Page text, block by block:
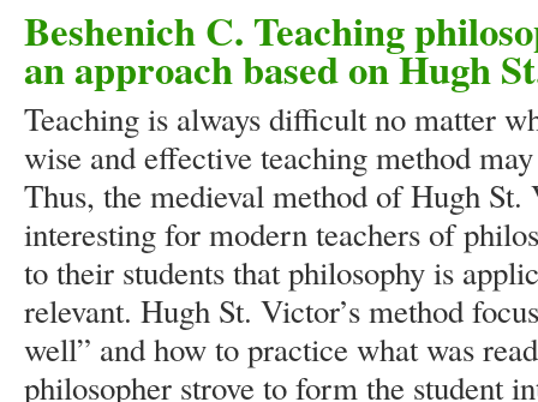
Beshenich C. Teaching
an approach based on Hugh
Teaching is always difficult no matter
wise and effective teaching method
Thus, the medieval method of Hugh
interesting for modern teachers of
to their students that philosophy is
relevant. Hugh St. Victor’s method
well” and how to practice what was
philosopher strove to form the student